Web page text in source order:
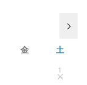
金 土
1